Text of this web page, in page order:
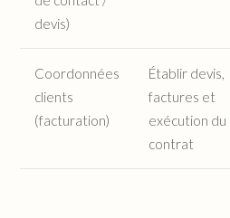
devis)
Coordonnées
clients
(facturation)
Établir devis,
factures et
exécution du
contrat